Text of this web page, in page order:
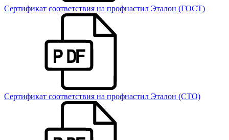
Сертификат соответствия на профнастил Эталон (ГОСТ)
Сертификат соответствия на профнастил Эталон (СТО)